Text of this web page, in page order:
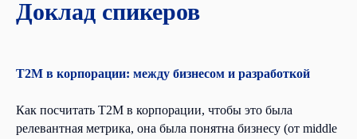
Доклад спикеров
Т2М в корпорации: между бизнесом и разработкой
Как посчитать Т2М в корпорации, чтобы это была
релевантная метрика, она была понятна бизнесу (от middle